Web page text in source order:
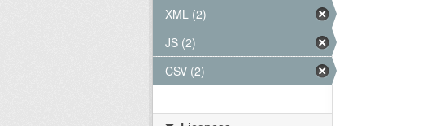
XML (2)
JS (2)
CSV (2)